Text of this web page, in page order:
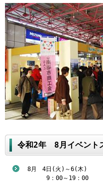
令和2年 8月イベント
8月
4日(火)～6(木)
9 ：00～19：00